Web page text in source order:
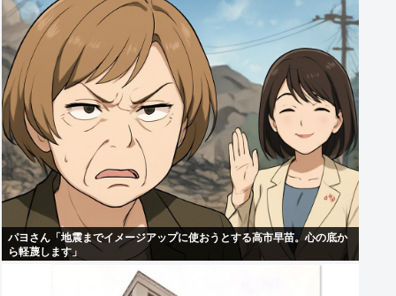
パヨさん「地震までイメージアップに使おうとする高市早苗。心の底か
ら軽蔑します」